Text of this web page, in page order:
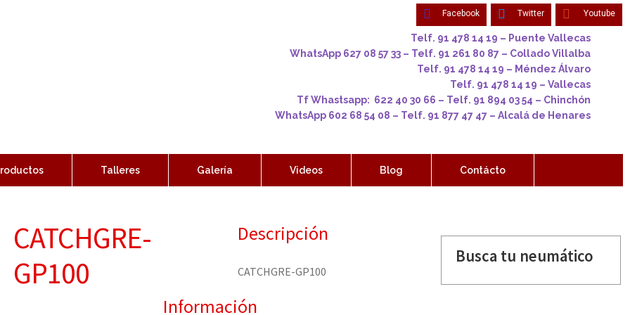
Facebook Twitter Youtube
Telf. 91 478 14 19 – Puente Vallecas
WhatsApp 627 08 57 33 – Telf. 91 261 80 87 – Collado Villalba
Telf. 91 478 14 19 – Méndez Álvaro
Telf. 91 478 14 19 – Vallecas
Tf Whastsapp: 622 40 30 66 – Telf. 91 894 03 54 – Chinchón
WhatsApp 602 68 54 08 – Telf. 91 877 47 47 – Alcalá de Henares
Talleres Galería Videos Blog Contácto
CATCHGRE-
GP100
Descripción
CATCHGRE-GP100
Información
Busca tu neumático